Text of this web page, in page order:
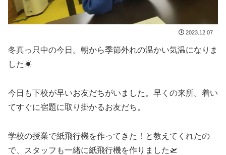
2023.12.07
冬真っ只中の今日。朝から季節外れの温かい気温になりま
した☀
今日も下校が早いお友だちがいました。早くの来所。着い
てすぐに宿題に取り掛かるお友だち。
学校の授業で紙飛行機を作ってきた！と教えてくれたの
で、スタッフも一緒に紙飛行機を作りました🛫